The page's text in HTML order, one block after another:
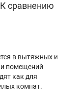
К сравнению
в вытяжных и
помещений
как для
комнат.